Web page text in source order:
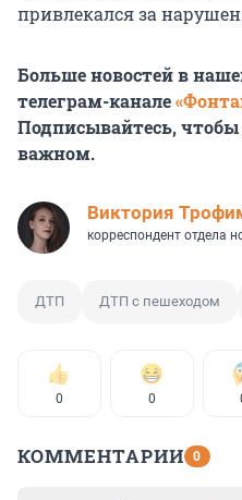
привлекался за
Больше новостей в
телеграм-канале
Подписывайтесь,
важном.
Виктория
корреспондент отдела
ДТП ДТП с пешеходом
0 0
КОММЕНТАРИИ 0